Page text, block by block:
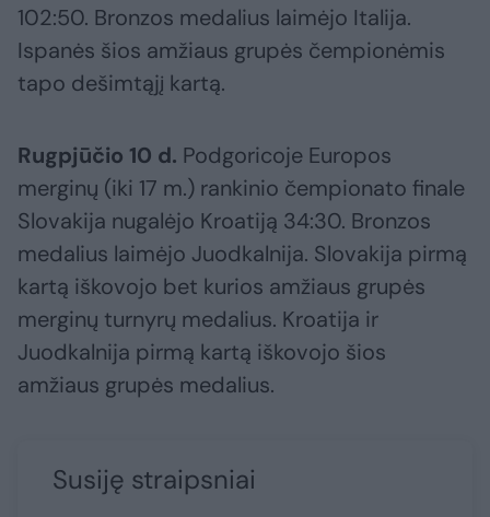
102:50. Bronzos medalius laimėjo Italija.
Ispanės šios amžiaus grupės čempionėmis
tapo dešimtąjį kartą.
Rugpjūčio 10 d. Podgoricoje Europos
merginų (iki 17 m.) rankinio čempionato finale
Slovakija nugalėjo Kroatiją 34:30. Bronzos
medalius laimėjo Juodkalnija. Slovakija pirmą
kartą iškovojo bet kurios amžiaus grupės
merginų turnyrų medalius. Kroatija ir
Juodkalnija pirmą kartą iškovojo šios
amžiaus grupės medalius.
Susiję straipsniai